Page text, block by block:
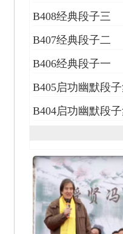
B408经典段子三
B407经典段子二
B406经典段子一
B405启功幽默段
B404启功幽默段